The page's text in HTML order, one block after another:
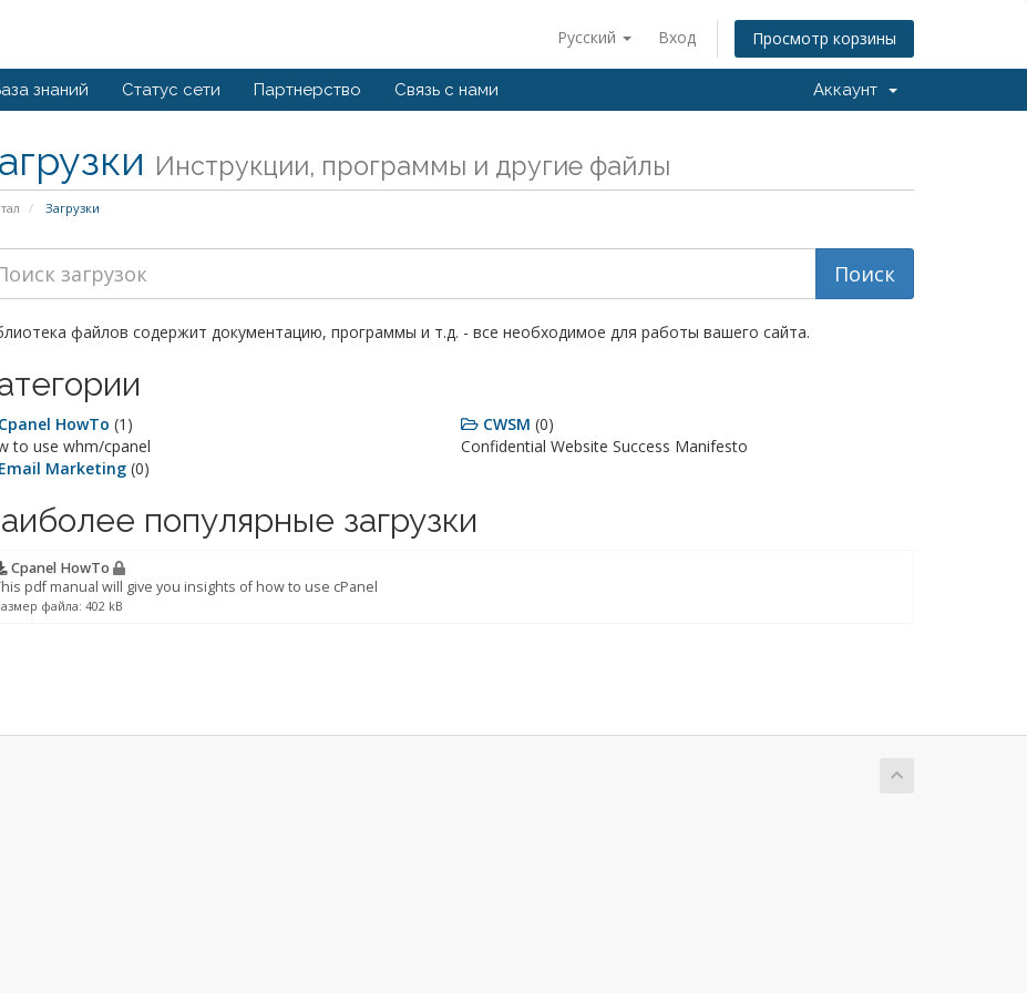
Русский Вход Просмотр корзины
знаний Статус сети Партнерство Связь с нами Аккаунт
Инструкции, программы и другие файлы
Загрузки
файлов содержит документацию, программы и т.д. - все необходимое для работы вашего сайта.
Cpanel HowTo (1)
to use whm/cpanel
CWSM (0)
Confidential Website Success Manifesto
Email Marketing (0)
популярные загрузки
Cpanel HowTo
pdf manual will give you insights of how to use cPanel
файла: 402 kB